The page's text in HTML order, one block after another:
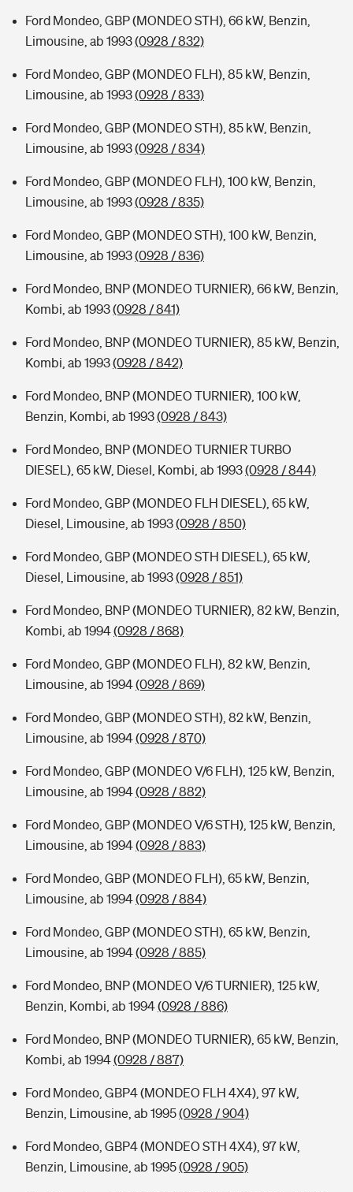
Ford Mondeo, GBP (MONDEO STH), 66 kW, Benzin,
Limousine, ab 1993(0928 / 832)
Ford Mondeo, GBP (MONDEO FLH), 85 kW, Benzin,
Limousine, ab 1993(0928 / 833)
Ford Mondeo, GBP (MONDEO STH), 85 kW, Benzin,
Limousine, ab 1993(0928 / 834)
Ford Mondeo, GBP (MONDEO FLH), 100 kW, Benzin,
Limousine, ab 1993(0928 / 835)
Ford Mondeo, GBP (MONDEO STH), 100 kW, Benzin,
Limousine, ab 1993(0928 / 836)
Ford Mondeo, BNP (MONDEO TURNIER), 66 kW, Benzin,
Kombi, ab 1993(0928 / 841)
Ford Mondeo, BNP (MONDEO TURNIER), 85 kW, Benzin,
Kombi, ab 1993(0928 / 842)
Ford Mondeo, BNP (MONDEO TURNIER), 100 kW,
Benzin, Kombi, ab 1993(0928 / 843)
Ford Mondeo, BNP (MONDEO TURNIER TURBO
DIESEL), 65 kW, Diesel, Kombi, ab 1993(0928 / 844)
Ford Mondeo, GBP (MONDEO FLH DIESEL), 65 kW,
Diesel, Limousine, ab 1993(0928 / 850)
Ford Mondeo, GBP (MONDEO STH DIESEL), 65 kW,
Diesel, Limousine, ab 1993(0928 / 851)
Ford Mondeo, BNP (MONDEO TURNIER), 82 kW, Benzin,
Kombi, ab 1994(0928 / 868)
Ford Mondeo, GBP (MONDEO FLH), 82 kW, Benzin,
Limousine, ab 1994(0928 / 869)
Ford Mondeo, GBP (MONDEO STH), 82 kW, Benzin,
Limousine, ab 1994(0928 / 870)
Ford Mondeo, GBP (MONDEO V/6 FLH), 125 kW, Benzin,
Limousine, ab 1994(0928 / 882)
Ford Mondeo, GBP (MONDEO V/6 STH), 125 kW, Benzin,
Limousine, ab 1994(0928 / 883)
Ford Mondeo, GBP (MONDEO FLH), 65 kW, Benzin,
Limousine, ab 1994(0928 / 884)
Ford Mondeo, GBP (MONDEO STH), 65 kW, Benzin,
Limousine, ab 1994(0928 / 885)
Ford Mondeo, BNP (MONDEO V/6 TURNIER), 125 kW,
Benzin, Kombi, ab 1994(0928 / 886)
Ford Mondeo, BNP (MONDEO TURNIER), 65 kW, Benzin,
Kombi, ab 1994(0928 / 887)
Ford Mondeo, GBP4 (MONDEO FLH 4X4), 97 kW,
Benzin, Limousine, ab 1995(0928 / 904)
Ford Mondeo, GBP4 (MONDEO STH 4X4), 97 kW,
Benzin, Limousine, ab 1995(0928 / 905)